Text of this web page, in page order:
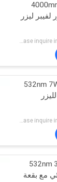
4000mm / S 3.5 Mrad
Please inquire individually MOQ:1
532nm 7W DPSS Green
532nm 3.5 Mrad Galvo
مع بقعة